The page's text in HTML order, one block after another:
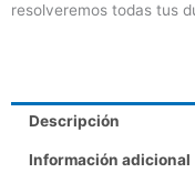
resolveremos todas tus
Descripción
Información adicional